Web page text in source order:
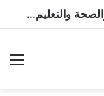
مصر وتشاد تعززان التعاون في النقل والصحة والتعليم والاستثمار خلال الدورة الرابعة للجنة المشتركة